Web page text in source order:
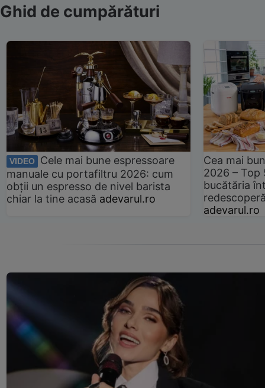
Ghid de cumpărături
VIDEO
Cele mai bune espressoare
manuale cu portafiltru 2026: cum
obții un espresso de nivel barista
chiar la tine acasă adevarul.ro
Cea mai
2026 –
bucătăria
adevarul.ro